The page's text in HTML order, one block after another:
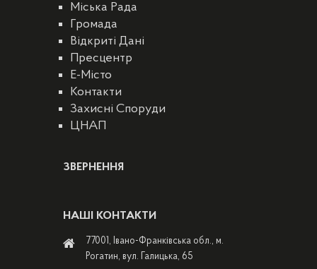
Міська Рада
Громада
Відкриті Дані
Пресцентр
E-Місто
Контакти
Захисні Споруди
ЦНАП
ЗВЕРНЕННЯ
НАШІ КОНТАКТИ
77001, Івано-Франківська обл., м.
Рогатин, вул. Галицька, 65